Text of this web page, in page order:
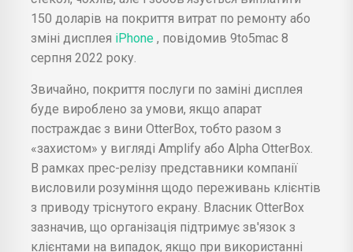
150 доларів на покриття витрат по ремонту або
зміні дисплея iPhone , повідомив 9to5mac 8
серпня 2022 року.
Звичайно, покриття послуги по заміні дисплея
буде вироблено за умови, якщо апарат
постраждає з вини OtterBox, тобто разом з
«захистом» у вигляді Amplify або Alpha OtterBox.
В рамках прес-релізу представники компанії
висловили розуміння щодо переживань клієнтів
з приводу тріснутого екрану. Власник OtterBox
зазначив, що організація підтримує зв'язок з
клієнтами на випадок, якщо при використанні